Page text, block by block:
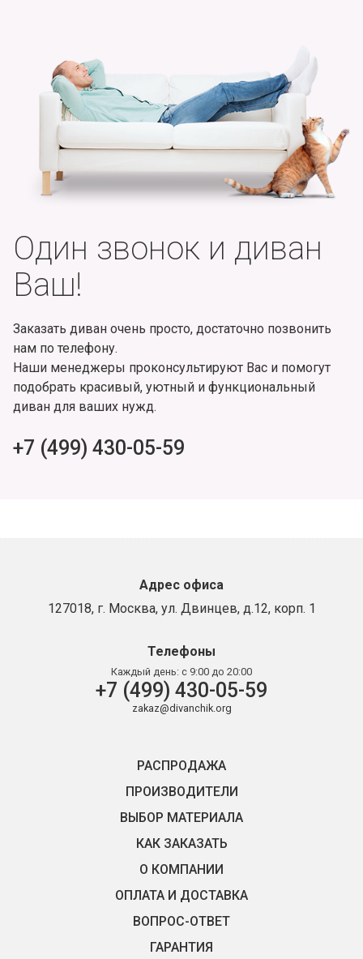
Один звонок и диван
Ваш!
Заказать диван очень просто, достаточно позвонить
нам по телефону.
Наши менеджеры проконсультируют Вас и помогут
подобрать красивый, уютный и функциональный
диван для ваших нужд.
+7 (499) 430-05-59
Адрес офиса
127018, г. Москва, ул. Двинцев, д.12, корп. 1
Телефоны
Каждый день: с 9:00 до 20:00
+7 (499) 430-05-59
zakaz@divanchik.org
РАСПРОДАЖА
ПРОИЗВОДИТЕЛИ
ВЫБОР МАТЕРИАЛА
КАК ЗАКАЗАТЬ
О КОМПАНИИ
ОПЛАТА И ДОСТАВКА
ВОПРОС-ОТВЕТ
ГАРАНТИЯ